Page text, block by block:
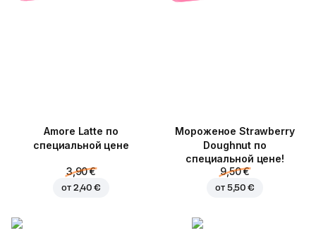
Amore Latte по
специальной цене
3,90 €
от 2,40 €
Мороженое Strawberry
Doughnut по
специальной цене!
9,50 €
от 5,50 €